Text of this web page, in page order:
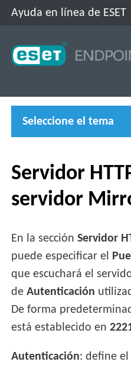
Ayuda en línea de ESET
Seleccione el tema
Servidor
servidor
En la secciónServidor
puede especificar el
que escuchará el
deAutenticación
De forma
está establecido en
Autenticación: define